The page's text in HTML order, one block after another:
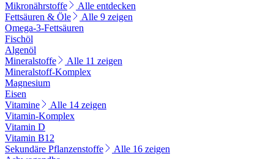
Mikronährstoffe
Alle entdecken
Fettsäuren & Öle
Alle 9 zeigen
Omega-3-Fettsäuren
Fischöl
Algenöl
Mineralstoffe
Alle 11 zeigen
Mineralstoff-Komplex
Magnesium
Eisen
Vitamine
Alle 14 zeigen
Vitamin-Komplex
Vitamin D
Vitamin B12
Sekundäre Pflanzenstoffe
Alle 16 zeigen